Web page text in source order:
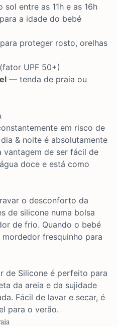
sol entre as 11h e as 16h
para a idade do bebé
para proteger rosto, orelhas
(fator UPF 50+)
— tenda de praia ou
em risco de
& noite é absolutamente
vantagem de ser fácil de
doce e está como
o desconforto da
de silicone numa bolsa
de frio. Quando o bebé
fresquinho para
de Silicone é perfeito para
da areia e da sujidade
Fácil de lavar e secar, é
para o verão.